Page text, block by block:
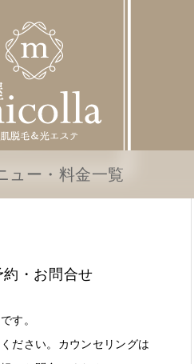
ュー・料金一覧
約・お問合せ
す。
ださい。カウンセリングは